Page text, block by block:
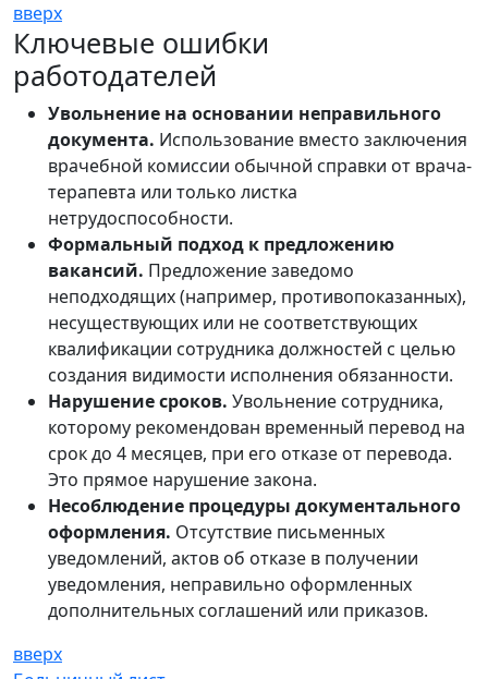
вверх
Ключевые ошибки
работодателей
Увольнение на основании неправильного
документа. Использование вместо заключения
врачебной комиссии обычной справки от врача-
терапевта или только листка
нетрудоспособности.
Формальный подход к предложению
вакансий. Предложение заведомо
неподходящих (например, противопоказанных),
несуществующих или не соответствующих
квалификации сотрудника должностей с целью
создания видимости исполнения обязанности.
Нарушение сроков. Увольнение сотрудника,
которому рекомендован временный перевод на
срок до 4 месяцев, при его отказе от перевода.
Это прямое нарушение закона.
Несоблюдение процедуры документального
оформления. Отсутствие письменных
уведомлений, актов об отказе в получении
уведомления, неправильно оформленных
дополнительных соглашений или приказов.
вверх